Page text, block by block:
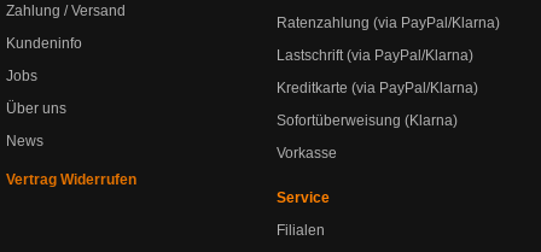
Zahlung / Versand
Kundeninfo
Jobs
Über uns
News
Vertrag Widerrufen
Ratenzahlung (via PayPal/Klarna)
Lastschrift (via PayPal/Klarna)
Kreditkarte (via PayPal/Klarna)
Sofortüberweisung (Klarna)
Vorkasse
Service
Filialen